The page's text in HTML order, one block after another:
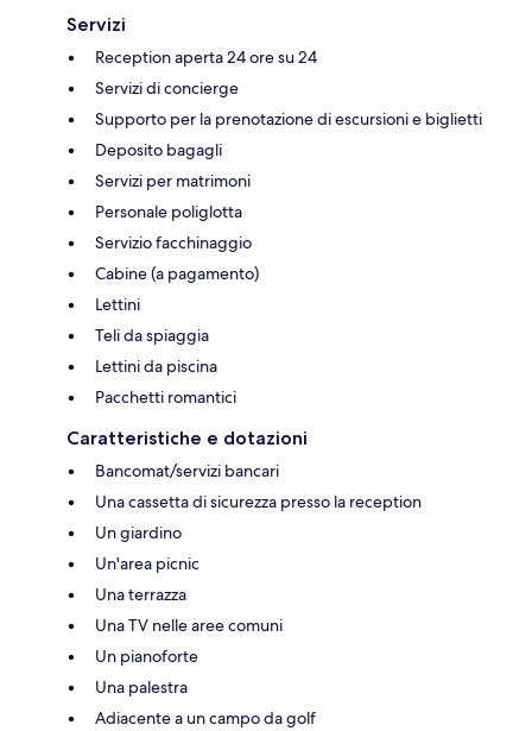
Servizi
Reception aperta 24 ore su 24
Servizi di concierge
Supporto per la prenotazione di escursioni e biglietti
Deposito bagagli
Servizi per matrimoni
Personale poliglotta
Servizio facchinaggio
Cabine (a pagamento)
Lettini
Teli da spiaggia
Lettini da piscina
Pacchetti romantici
Caratteristiche e dotazioni
Bancomat/servizi bancari
Una cassetta di sicurezza presso la reception
Un giardino
Un'area picnic
Una terrazza
Una TV nelle aree comuni
Un pianoforte
Una palestra
Adiacente a un campo da golf